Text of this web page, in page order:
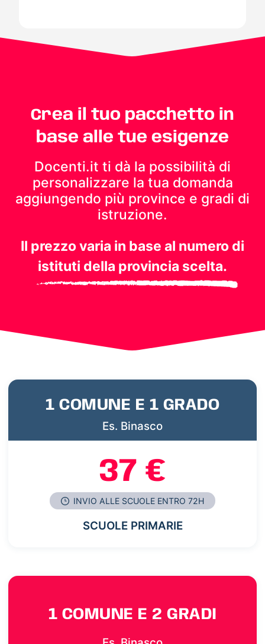
Crea il tuo pacchetto in
base alle tue esigenze
Docenti.it ti dà la possibilità di
personalizzare la tua domanda
aggiungendo più province e gradi di
istruzione.
Il prezzo varia in base al numero di
istituti della provincia scelta.
1 COMUNE E 1 GRADO
Es. Binasco
37 €
INVIO ALLE SCUOLE ENTRO 72H
SCUOLE PRIMARIE
1 COMUNE E 2 GRADI